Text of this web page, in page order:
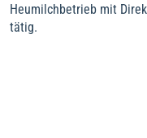
Heumilchbetrieb mit
tätig.